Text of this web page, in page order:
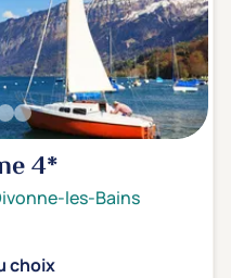
4*
les-Bains
choix